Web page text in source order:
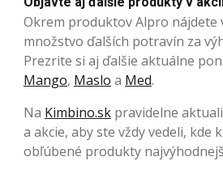
Okrem produktov Alpro nájdete
množstvo ďalších potravín za
Prezrite si aj ďalšie aktuálne
Mango, Maslo a Med.
Na Kimbino.sk pravidelne
a akcie, aby ste vždy vedeli, kde
obľúbené produkty